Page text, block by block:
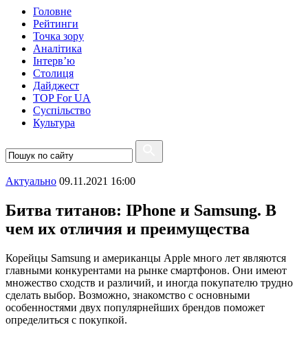
Головне
Рейтинги
Точка зору
Аналітика
Інтерв’ю
Столиця
Дайджест
TOP For UA
Суспiльство
Культура
Актуально 09.11.2021 16:00
Битва титанов: IPhone и Samsung. В
чем их отличия и преимущества
Корейцы Samsung и американцы Apple много лет являются
главными конкурентами на рынке смартфонов. Они имеют
множество сходств и различий, и иногда покупателю трудно
сделать выбор. Возможно, знакомство с основными
особенностями двух популярнейших брендов поможет
определиться с покупкой.